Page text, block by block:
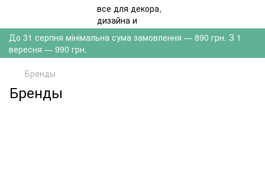
До 31 серпня мінімальна сума замовлення — 890 грн. З 1
вересня — 990 грн.
Бренды
Бренды